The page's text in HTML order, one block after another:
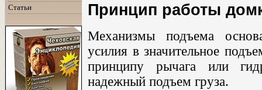
Статьи
Принцип работы
Механизмы подъема
усилия в значительное
принципу рычага или
надежный подъем груза.